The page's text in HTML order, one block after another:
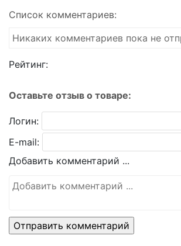
Список комментариев:
Никаких комментариев пока не
Рейтинг:
Оставьте отзыв о товаре:
Логин:
E-mail:
Добавить комментарий ...